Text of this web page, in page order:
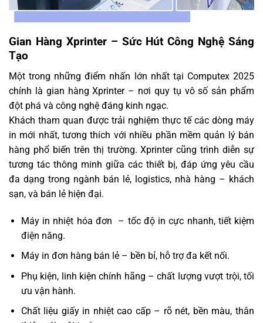
Gian Hàng Xprinter – Sức Hút Công Nghệ Sáng
Tạo
Một trong những điểm nhấn lớn nhất tại Computex 2025
chính là gian hàng Xprinter – nơi quy tụ vô số sản phẩm
đột phá và công nghệ đáng kinh ngạc.
Khách tham quan được trải nghiệm thực tế các dòng máy
in mới nhất, tương thích với nhiều phần mềm quản lý bán
hàng phổ biến trên thị trường. Xprinter cũng trình diễn sự
tương tác thông minh giữa các thiết bị, đáp ứng yêu cầu
đa dạng trong ngành bán lẻ, logistics, nhà hàng – khách
sạn, và bán lẻ hiện đại.
Máy in nhiệt hóa đơn ️ – tốc độ in cực nhanh, tiết kiệm
điện năng.
Máy in đơn hàng bán lẻ – bền bỉ, hỗ trợ đa kết nối.
Phụ kiện, linh kiện chính hãng – chất lượng vượt trội, tối
ưu vận hành.
Chất liệu giấy in nhiệt cao cấp – rõ nét, bền màu, thân